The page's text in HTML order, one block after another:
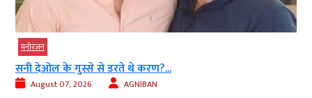
मनोरंजन
सनी देओल के गुस्से से डरते थे करण?...
August 07, 2026 AGNIBAN